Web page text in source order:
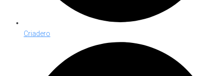
Criadero